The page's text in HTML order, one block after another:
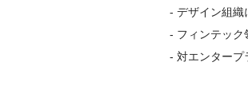
- デザイン組織
- フィンテック
- 対エンタープ